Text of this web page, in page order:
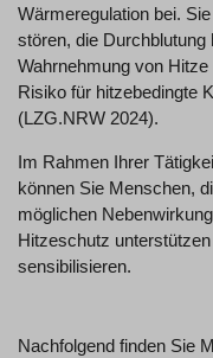
Wärmeregulation bei.
stören, die
Wahrnehmung von
Risiko für hitzebedingte
(LZG.NRW 2024).
Im Rahmen Ihrer
können Sie Menschen,
möglichen
Hitzeschutz
sensibilisieren.
Nachfolgend finden Sie